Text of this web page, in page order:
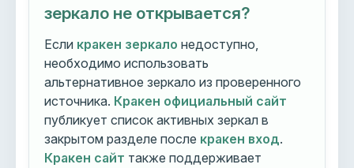
зеркало не открывается?
Если кракен зеркало недоступно,
необходимо использовать
альтернативное зеркало из проверенного
источника. Кракен официальный сайт
публикует список активных зеркал в
закрытом разделе после кракен вход.
Кракен сайт также поддерживает